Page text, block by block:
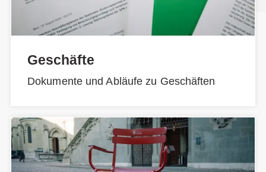
Geschäfte
Dokumente und Abläufe zu Geschäften